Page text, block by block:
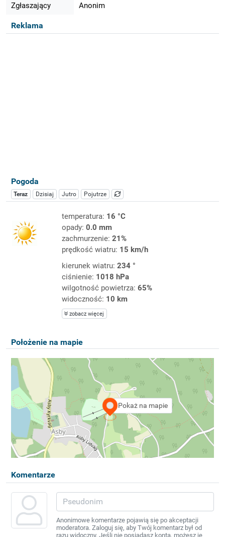
Zgłaszający Anonim
Reklama
Pogoda
Teraz Dzisiaj Jutro Pojutrze
temperatura: 16 °C
opady: 0.0 mm
zachmurzenie: 21%
prędkość wiatru: 15 km/h
kierunek wiatru: 234 °
ciśnienie: 1018 hPa
wilgotność powietrza: 65%
widoczność: 10 km
zobacz więcej
Położenie na mapie
Pokaż na mapie
Komentarze
Anonimowe komentarze pojawią się po akceptacji
moderatora. Zaloguj się, aby Twój komentarz był od
razu widoczny. Jeśli nie posiadasz konta, możesz je